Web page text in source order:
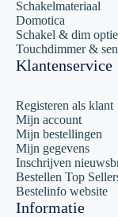
Schakelmateriaal
Domotica
Schakel & dim
Touchdimmer &
Klantenservice
Registeren als klant
Mijn account
Mijn bestellingen
Mijn gegevens
Inschrijven
Bestellen Top
Bestelinfo website
Informatie